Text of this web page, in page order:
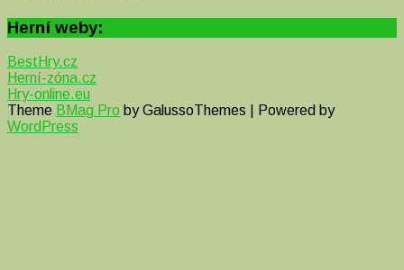
Herní weby:
BestHry.cz
Herní-zóna.cz
Hry-online.eu
Theme BMag Pro by GalussoThemes | Powered by
WordPress